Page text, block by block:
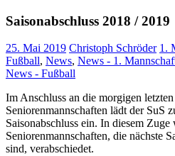
Saisonabschluss 2018 / 2019
25. Mai 2019 Christoph Schröder 1.
Fußball, News, News - 1.
News - Fußball
Im Anschluss an die morgigen
Seniorenmannschaften lädt der SuS
Saisonabschluss ein. In diesem
Seniorenmannschaften, die nächste
sind, verabschiedet.